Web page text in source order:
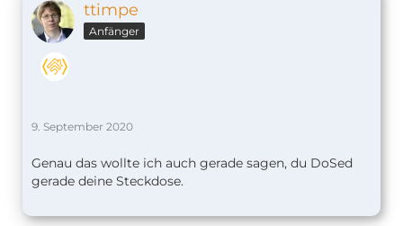
ttimpe
Anfänger
9. September 2020
Genau das wollte ich auch gerade sagen, du DoSed
gerade deine Steckdose.